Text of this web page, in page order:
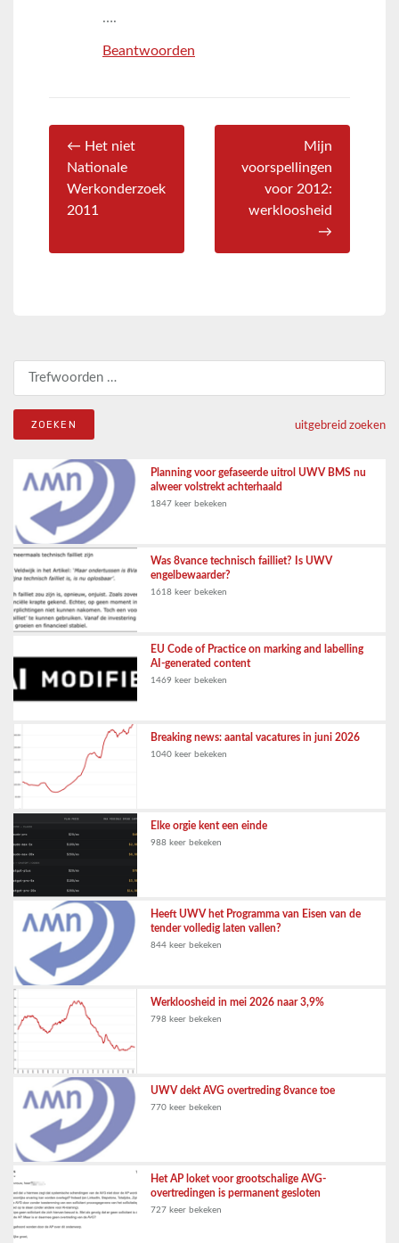
….
Beantwoorden
← Het niet
Nationale
Werkonderzoek
2011
Mijn
voorspellingen
voor 2012:
werkloosheid
→
Zoeken naar:
uitgebreid zoeken
Planning voor gefaseerde uitrol UWV BMS nu
alweer volstrekt achterhaald
1847 keer bekeken
Was 8vance technisch failliet? Is UWV
engelbewaarder?
1618 keer bekeken
EU Code of Practice on marking and labelling
AI-generated content
1469 keer bekeken
Breaking news: aantal vacatures in juni 2026
1040 keer bekeken
Elke orgie kent een einde
988 keer bekeken
Heeft UWV het Programma van Eisen van de
tender volledig laten vallen?
844 keer bekeken
Werkloosheid in mei 2026 naar 3,9%
798 keer bekeken
UWV dekt AVG overtreding 8vance toe
770 keer bekeken
Het AP loket voor grootschalige AVG-
overtredingen is permanent gesloten
727 keer bekeken